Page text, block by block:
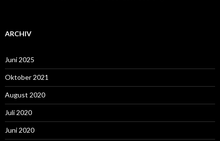
ARCHIV
Juni 2025
Oktober 2021
August 2020
Juli 2020
Juni 2020